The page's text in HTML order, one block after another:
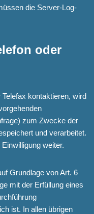
die Server-Log-
oder
kontaktieren, wird
zum Zwecke der
und verarbeitet.
weiter.
Grundlage von Art. 6
mit der Erfüllung eines
ist. In allen übrigen